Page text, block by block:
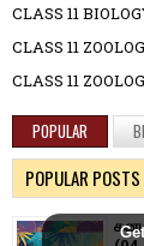
CLASS 11
CLASS 11
CLASS 11
POPULAR
POPULAR POSTS